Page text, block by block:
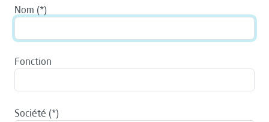
Nom
Fonction
Société